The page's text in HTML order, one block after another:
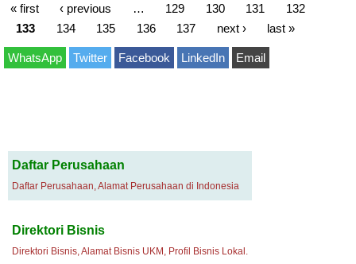
« first ‹ previous 129 130 131
132
133
134 135 136 137 next › last »
WhatsApp Twitter Facebook LinkedIn Email
Daftar Perusahaan
Daftar Perusahaan, Alamat Perusahaan di Indonesia
Direktori Bisnis
Direktori Bisnis, Alamat Bisnis UKM, Profil Bisnis Lokal.